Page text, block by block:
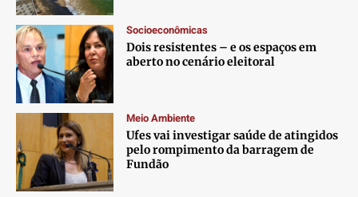
Socioeconômicas
Dois resistentes – e os espaços em
aberto no cenário eleitoral
Meio Ambiente
Ufes vai investigar saúde de atingidos
pelo rompimento da barragem de
Fundão